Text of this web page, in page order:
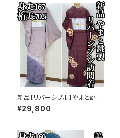
新品【リバーシブル】やまと誂
製 正絹 袷 訪問着s771
¥29,800